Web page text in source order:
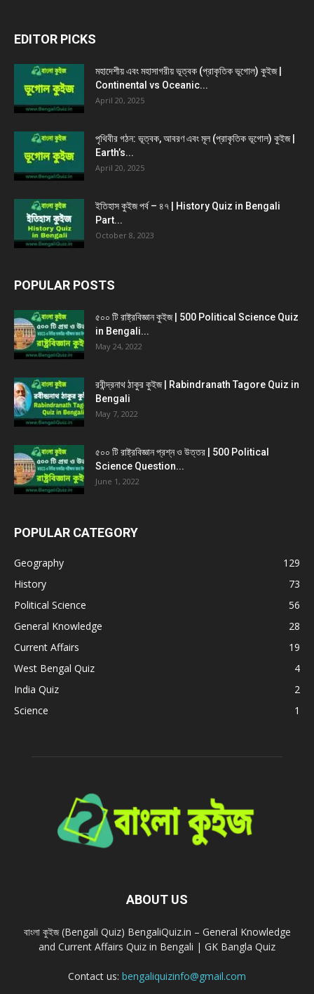
EDITOR PICKS
মহাদেশীয় এবং মহাসাগরীয় ভূত্বক (প্রাকৃতিক ভূগোল) কুইজ |
Continental vs Oceanic...
April 20, 2025
পৃথিবীর গঠন: ভূত্বক, আবরণ এবং মূল (প্রাকৃতিক ভূগোল) কুইজ |
Earth’s...
April 20, 2025
ইতিহাস কুইজ পর্ব – ৪৭ | History Quiz in Bengali
Part...
October 8, 2023
POPULAR POSTS
৫০০ টি রাষ্ট্রবিজ্ঞান কুইজ | 500 Political Science Quiz
in Bengali...
May 24, 2022
রবীন্দ্রনাথ ঠাকুর কুইজ | Rabindranath Tagore Quiz in
Bengali
May 7, 2022
৫০০ টি রাষ্ট্রবিজ্ঞান প্রশ্ন ও উত্তর | 500 Political
Science Question...
June 1, 2022
POPULAR CATEGORY
Geography
129
History
73
Political Science
56
General Knowledge
28
Current Affairs
19
West Bengal Quiz
4
India Quiz
2
Science
1
ABOUT US
বাংলা কুইজ (Bengali Quiz) BengaliQuiz.in – General Knowledge
and Current Affairs Quiz in Bengali | GK Bangla Quiz
Contact us: bengaliquizinfo@gmail.com